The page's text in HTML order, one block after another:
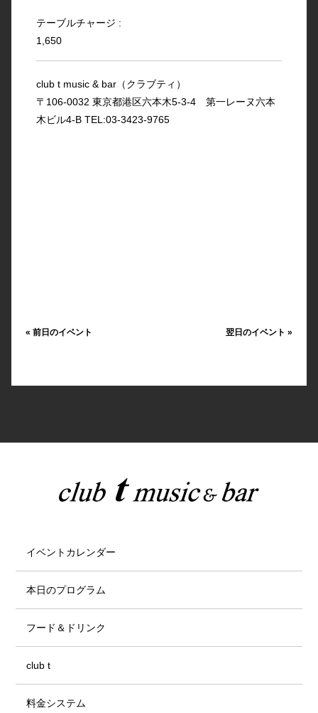
テーブルチャージ :
1,650
club t music & bar（クラブティ）
〒106-0032 東京都港区六本木5-3-4 第一レーヌ六本
木ビル4-B TEL:03-3423-9765
« 前日のイベント 翌日のイベント»
イベントカレンダー
本日のプログラム
フード＆ドリンク
club t
料金システム